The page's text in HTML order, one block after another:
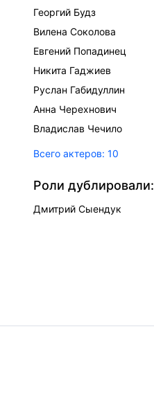
Георгий Будз
Вилена Соколова
Евгений Попадинец
Никита Гаджиев
Руслан Габидуллин
Анна Черехнович
Владислав Чечило
Всего актеров: 10
Роли дублировали:
Дмитрий Сыендук